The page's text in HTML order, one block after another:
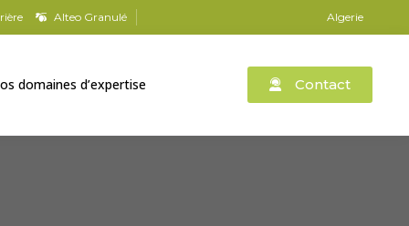
Alteo Granulé Algerie
domaines d’expertise Contact